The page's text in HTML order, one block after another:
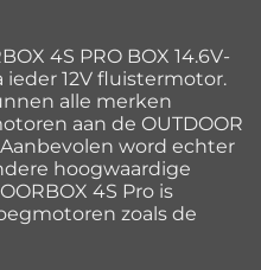
4S PRO BOX 14.6V-
12V fluistermotor.
alle merken
aan de OUTDOOR
word echter
hoogwaardige
4S Pro is
zoals de